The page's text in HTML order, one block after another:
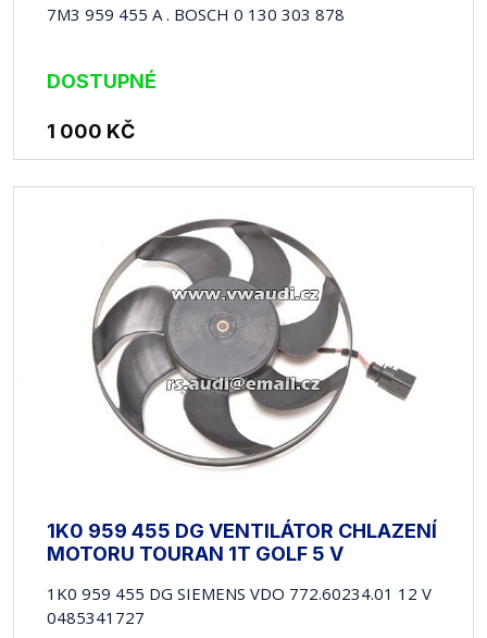
7M3 959 455 A . BOSCH 0 130 303 878
DOSTUPNÉ
1 000 KČ
1K0 959 455 DG VENTILÁTOR CHLAZENÍ
MOTORU TOURAN 1T GOLF 5 V
1K0 959 455 DG SIEMENS VDO 772.60234.01 12 V
0485341727